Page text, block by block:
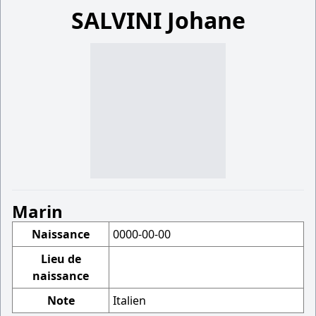
SALVINI Johane
Marin
Naissance
0000-00-00
Lieu de
naissance
Note
Italien